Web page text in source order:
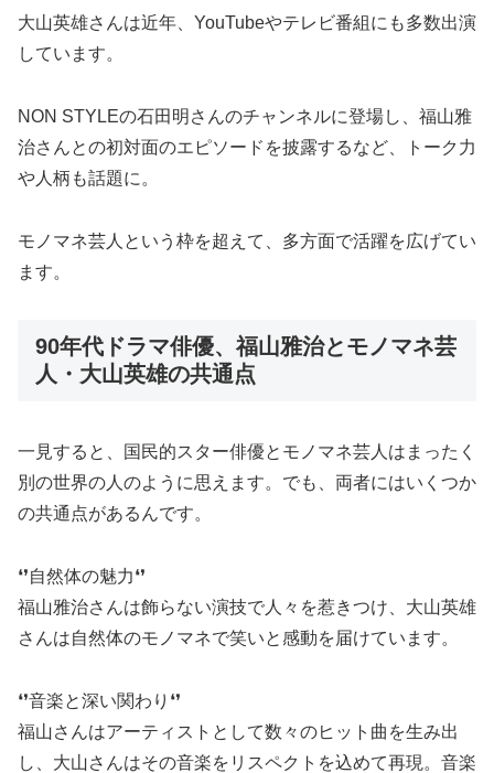
大山英雄さんは近年、YouTubeやテレビ番組にも多数出演
しています。
NON STYLEの石田明さんのチャンネルに登場し、福山雅
治さんとの初対面のエピソードを披露するなど、トーク力
や人柄も話題に。
モノマネ芸人という枠を超えて、多方面で活躍を広げてい
ます。
90年代ドラマ俳優、福山雅治とモノマネ芸
人・大山英雄の共通点
一見すると、国民的スター俳優とモノマネ芸人はまったく
別の世界の人のように思えます。でも、両者にはいくつか
の共通点があるんです。
❛❜自然体の魅力❛❜
福山雅治さんは飾らない演技で人々を惹きつけ、大山英雄
さんは自然体のモノマネで笑いと感動を届けています。
❛❜音楽と深い関わり❛❜
福山さんはアーティストとして数々のヒット曲を生み出
し、大山さんはその音楽をリスペクトを込めて再現。音楽